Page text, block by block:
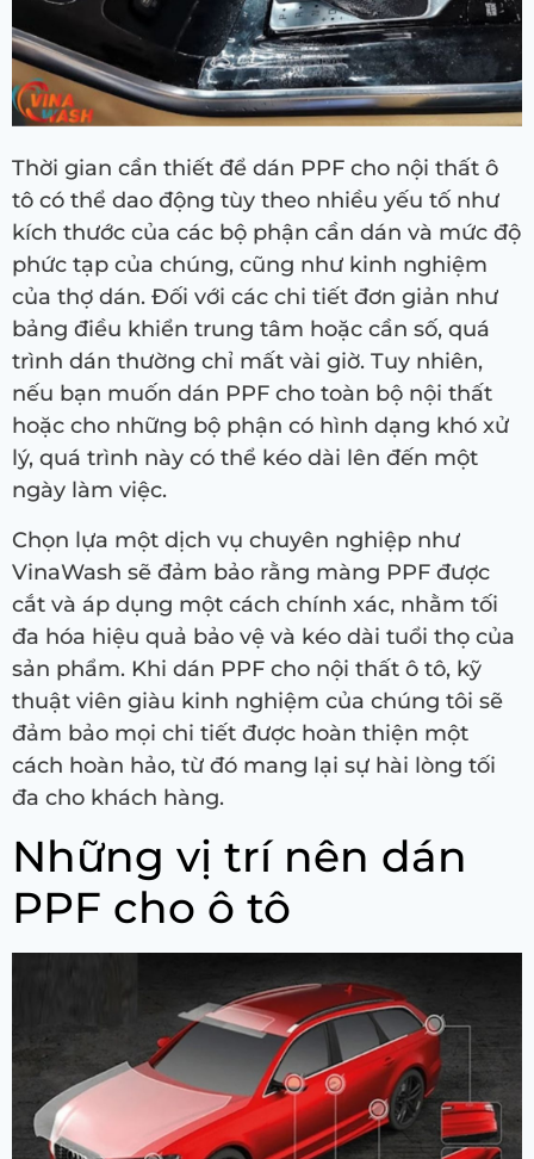
Thời gian cần thiết để dán PPF cho nội thất ô
tô có thể dao động tùy theo nhiều yếu tố như
kích thước của các bộ phận cần dán và mức độ
phức tạp của chúng, cũng như kinh nghiệm
của thợ dán. Đối với các chi tiết đơn giản như
bảng điều khiển trung tâm hoặc cần số, quá
trình dán thường chỉ mất vài giờ. Tuy nhiên,
nếu bạn muốn dán PPF cho toàn bộ nội thất
hoặc cho những bộ phận có hình dạng khó xử
lý, quá trình này có thể kéo dài lên đến một
ngày làm việc.
Chọn lựa một dịch vụ chuyên nghiệp như
VinaWash sẽ đảm bảo rằng màng PPF được
cắt và áp dụng một cách chính xác, nhằm tối
đa hóa hiệu quả bảo vệ và kéo dài tuổi thọ của
sản phẩm. Khi dán PPF cho nội thất ô tô, kỹ
thuật viên giàu kinh nghiệm của chúng tôi sẽ
đảm bảo mọi chi tiết được hoàn thiện một
cách hoàn hảo, từ đó mang lại sự hài lòng tối
đa cho khách hàng.
Những vị trí nên dán
PPF cho ô tô